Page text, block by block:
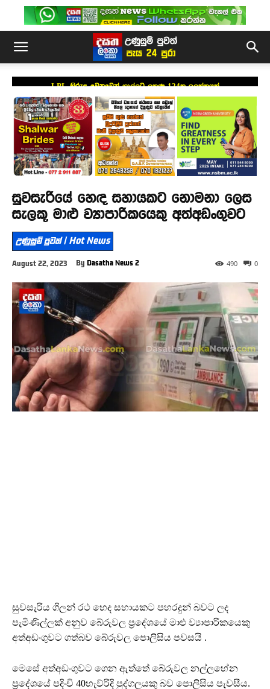
LPL කිරුළ වෙනුවෙන් ගාල්ලට ලකුණු 124ක ඉලක්කයක්
සුවසැරියේ හෙඳ සහායකට නොමනා ලෙස
සැලකූ මාළු ව්‍යාපාරිකයෙකු අත්අඩංගුවට
උණුසුම් පුවත් | Hot News
August 22, 2023 By Dasatha News 2 0
490
සුවසැරිය ගිලන් රථ හෙද සහායකට පහරදුන් බවට ලද
පැමිණිල්ලක් අනුව බේරුවල ප්‍රදේශයේ මාළු ව්‍යාපාරිකයෙකු
අත්අඩංගුවට ගත්බව බේරුවල පොලිසිය පවසයි .
මෙසේ අත්අඩංගුවට ගෙන ඇත්තේ බේරුවල නල්ලහේන
ප්‍රදේශයේ පදිංචි 40හැව්රිදි පුද්ගලයකු බව පොලිසිය පැවසීය.